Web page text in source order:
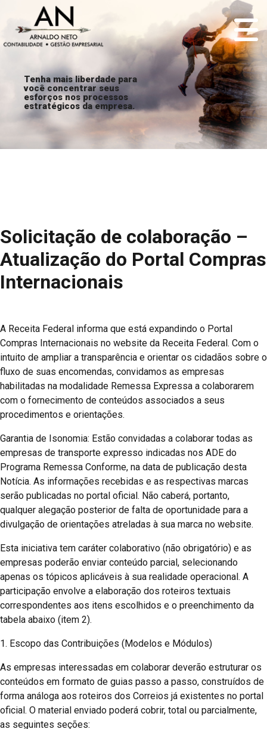
Tenha mais liberdade para
você concentrar seus
esforços nos processos
estratégicos da empresa.
Solicitação de colaboração –
Atualização do Portal Compras
Internacionais
A Receita Federal informa que está expandindo o Portal
Compras Internacionais no website da Receita Federal. Com o
intuito de ampliar a transparência e orientar os cidadãos sobre o
fluxo de suas encomendas, convidamos as empresas
habilitadas na modalidade Remessa Expressa a colaborarem
com o fornecimento de conteúdos associados a seus
procedimentos e orientações.
Garantia de Isonomia: Estão convidadas a colaborar todas as
empresas de transporte expresso indicadas nos ADE do
Programa Remessa Conforme, na data de publicação desta
Notícia. As informações recebidas e as respectivas marcas
serão publicadas no portal oficial. Não caberá, portanto,
qualquer alegação posterior de falta de oportunidade para a
divulgação de orientações atreladas à sua marca no website.
Esta iniciativa tem caráter colaborativo (não obrigatório) e as
empresas poderão enviar conteúdo parcial, selecionando
apenas os tópicos aplicáveis à sua realidade operacional. A
participação envolve a elaboração dos roteiros textuais
correspondentes aos itens escolhidos e o preenchimento da
tabela abaixo (item 2).
1. Escopo das Contribuições (Modelos e Módulos)
As empresas interessadas em colaborar deverão estruturar os
conteúdos em formato de guias passo a passo, construídos de
forma análoga aos roteiros dos Correios já existentes no portal
oficial. O material enviado poderá cobrir, total ou parcialmente,
as seguintes seções: